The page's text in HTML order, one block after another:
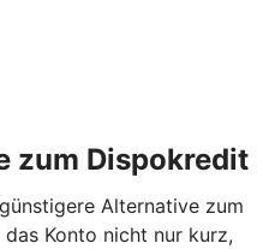
zum Dispokredit
Alternative zum
Konto nicht nur kurz,